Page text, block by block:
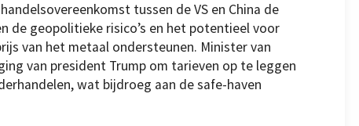
tussen de VS en China de
de geopolitieke risico’s en het potentieel voor
van het metaal ondersteunen. Minister van
van president Trump om tarieven op te leggen
wat bijdroeg aan de safe-haven